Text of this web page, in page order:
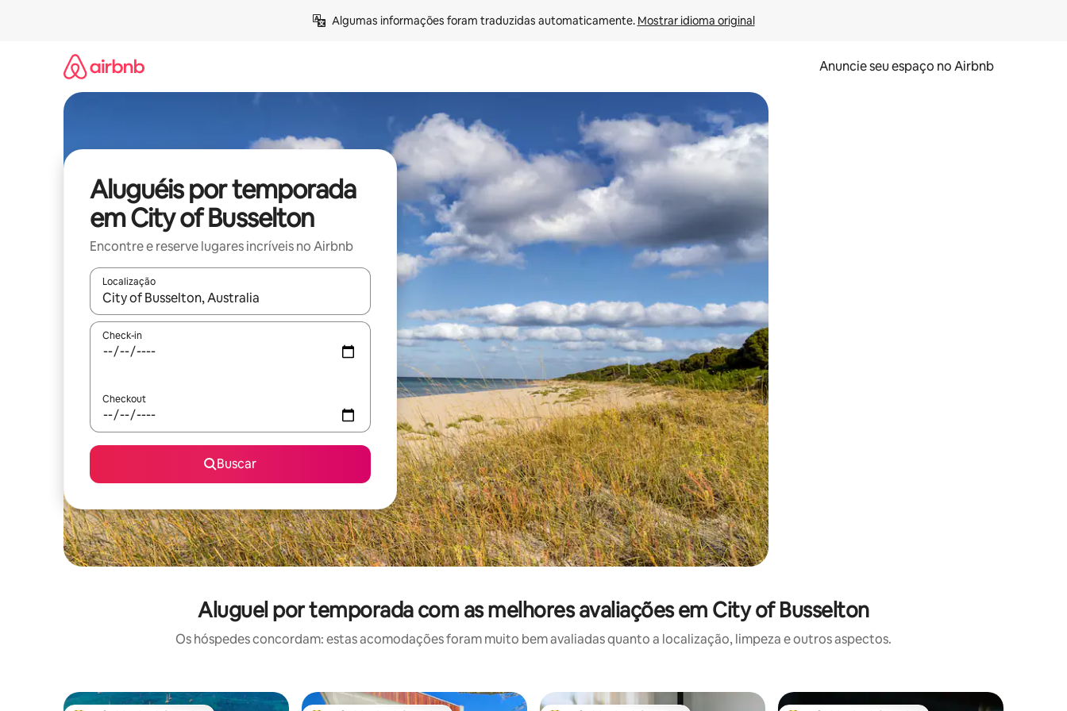
Algumas informações foram traduzidas automaticamente. Mostrar idioma original
Anuncie seu espaço no Airbnb
Aluguéis por temporada
em City of Busselton
Encontre e reserve lugares incríveis no Airbnb
Localização
Quando os resultados estiverem disponíveis, explore-os usando as seta para cima e para baixo do teclado ou tocando e deslizando o dedo na tela.
Check-in
Checkout
Buscar
Aluguel por temporada com as melhores avaliações em City of Busselton
Os hóspedes concordam: estas acomodações foram muito bem avaliadas quanto a localização, limpeza e outros aspectos.